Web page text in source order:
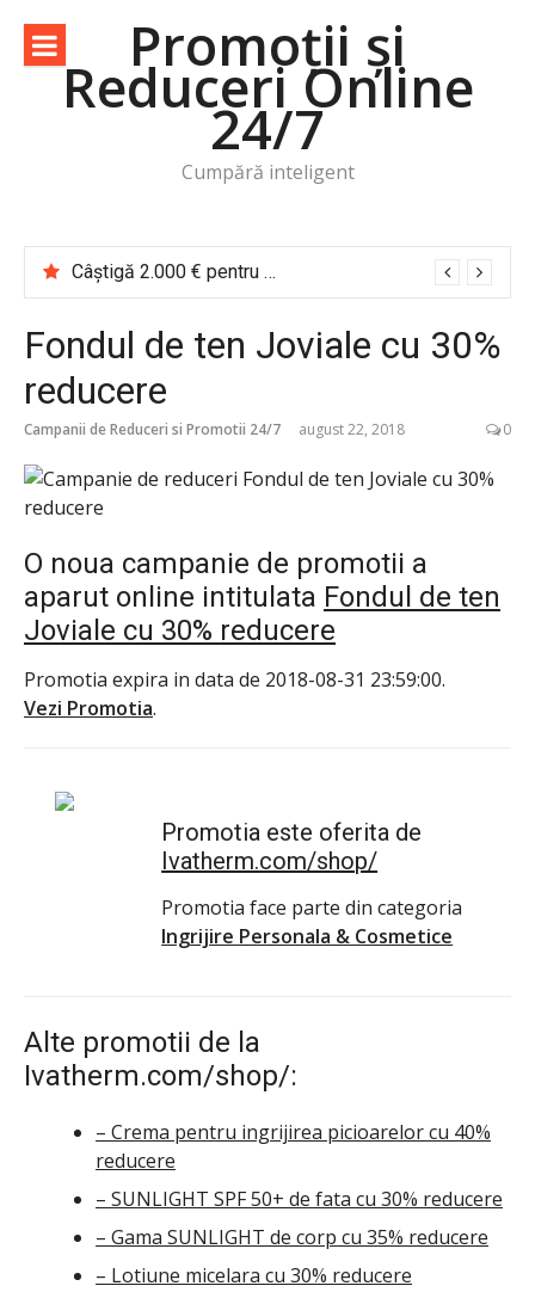
conținut
Promoții și
Reduceri Online
24/7
Cumpără inteligent
Câștigă 2.000 € pentru o vacanță de cititor Cărțile te trimit în călătorie
Fondul de ten Joviale cu 30%
reducere
Campanii de Reduceri si Promotii 24/7 august 22, 2018 0
O noua campanie de promotii a
aparut online intitulata Fondul de ten
Joviale cu 30% reducere
Promotia expira in data de 2018-08-31 23:59:00.
Vezi Promotia.
Promotia este oferita de
Ivatherm.com/shop/
Promotia face parte din categoria
Ingrijire Personala & Cosmetice
Alte promotii de la
Ivatherm.com/shop/:
– Crema pentru ingrijirea picioarelor cu 40%
reducere
– SUNLIGHT SPF 50+ de fata cu 30% reducere
– Gama SUNLIGHT de corp cu 35% reducere
– Lotiune micelara cu 30% reducere